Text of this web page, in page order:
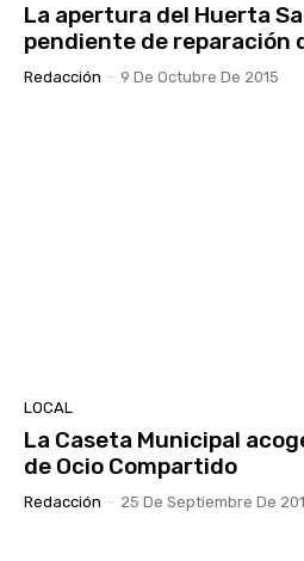
La apertura del Huerta
pendiente de reparación
Redacción - 9 De Octubre De 2015
LOCAL
La Caseta Municipal
de Ocio Compartido
Redacción - 25 De Septiembre De